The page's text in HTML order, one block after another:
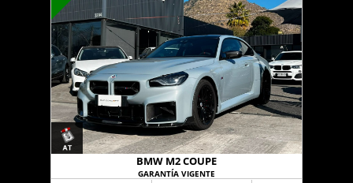
BMW M2 COUPE
GARANTÍA VIGENTE